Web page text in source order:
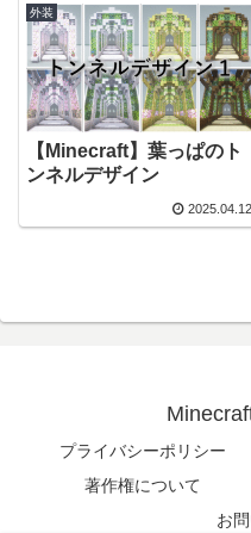
外装
【Minecraft】葉っぱのト
ンネルデザイン
2025.04.12
プライバシーポリシー
著作権について
お